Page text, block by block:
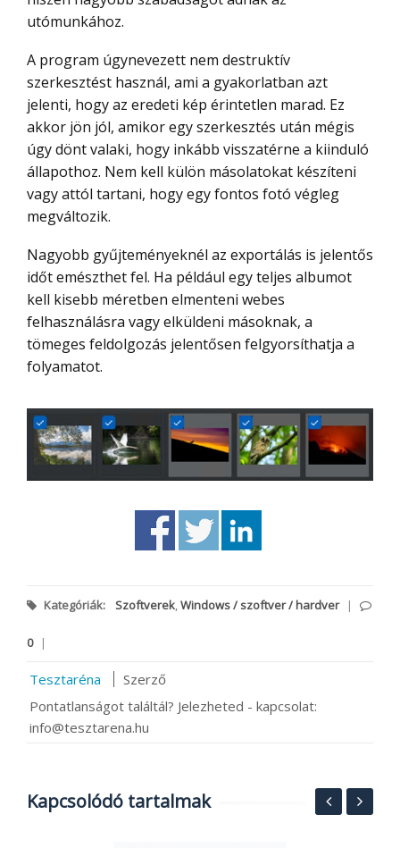
utómunkához.
A program úgynevezett nem destruktív
szerkesztést használ, ami a gyakorlatban azt
jelenti, hogy az eredeti kép érintetlen marad. Ez
akkor jön jól, amikor egy szerkesztés után mégis
úgy dönt valaki, hogy inkább visszatérne a kiinduló
állapothoz. Nem kell külön másolatokat készíteni
vagy attól tartani, hogy egy fontos fotó végleg
megváltozik.
Nagyobb gyűjteményeknél az exportálás is jelentős
időt emészthet fel. Ha például egy teljes albumot
kell kisebb méretben elmenteni webes
felhasználásra vagy elküldeni másoknak, a
tömeges feldolgozás jelentősen felgyorsíthatja a
folyamatot.
Kategóriák: Szoftverek,Windows / szoftver / hardver |
0 |
Tesztaréna
Szerző
Pontatlanságot találtál? Jelezheted - kapcsolat:
info@tesztarena.hu
Kapcsolódó tartalmak